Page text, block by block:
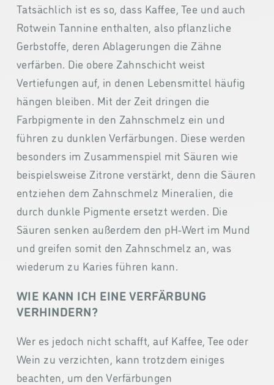
Tatsächlich ist es so, dass Kaffee, Tee und auch
Rotwein Tannine enthalten, also pflanzliche
Gerbstoffe, deren Ablagerungen die Zähne
verfärben. Die obere Zahnschicht weist
Vertiefungen auf, in denen Lebensmittel häufig
hängen bleiben. Mit der Zeit dringen die
Farbpigmente in den Zahnschmelz ein und
führen zu dunklen Verfärbungen. Diese werden
besonders im Zusammenspiel mit Säuren wie
beispielsweise Zitrone verstärkt, denn die Säuren
entziehen dem Zahnschmelz Mineralien, die
durch dunkle Pigmente ersetzt werden. Die
Säuren senken außerdem den pH-Wert im Mund
und greifen somit den Zahnschmelz an, was
wiederum zu Karies führen kann.
WIE KANN ICH EINE VERFÄRBUNG
VERHINDERN?
Wer es jedoch nicht schafft, auf Kaffee, Tee oder
Wein zu verzichten, kann trotzdem einiges
beachten, um den Verfärbungen